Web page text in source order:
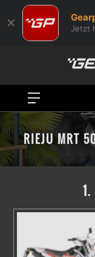
✕ Jetzt
RIEJU MRT